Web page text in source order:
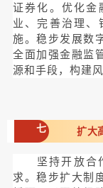
证券化。优化金
业、完善治理、
施。稳步发展数
全面加强金融监
源和手段，构建
七 扩大
坚持开放合
求。稳步扩大制